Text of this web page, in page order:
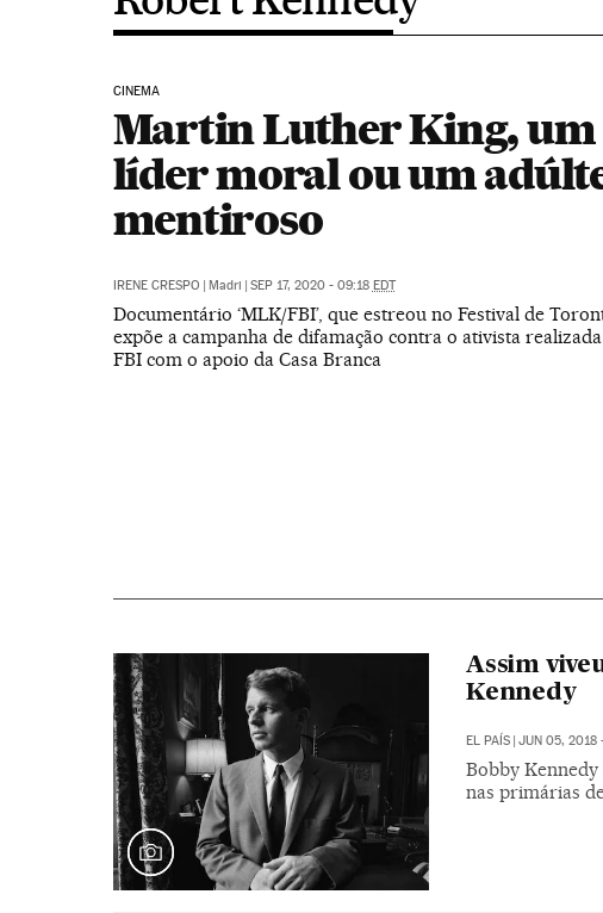
CINEMA
Martin Luther King, um
líder moral ou um
mentiroso
IRENE CRESPO | Madri | SEP 17, 2020 - 09:18 EDT
Documentário ‘MLK/FBI’, que estreou no Festival de
expõe a campanha de difamação contra o ativista
FBI com o apoio da Casa Branca
Assim
Kennedy
EL PAÍS | JUN 05, 2018
Bobby
nas primárias